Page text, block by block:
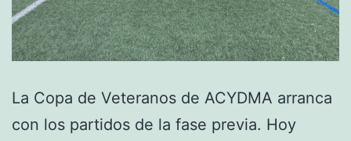
La Copa de Veteranos de ACYDMA arranca
con los partidos de la fase previa. Hoy